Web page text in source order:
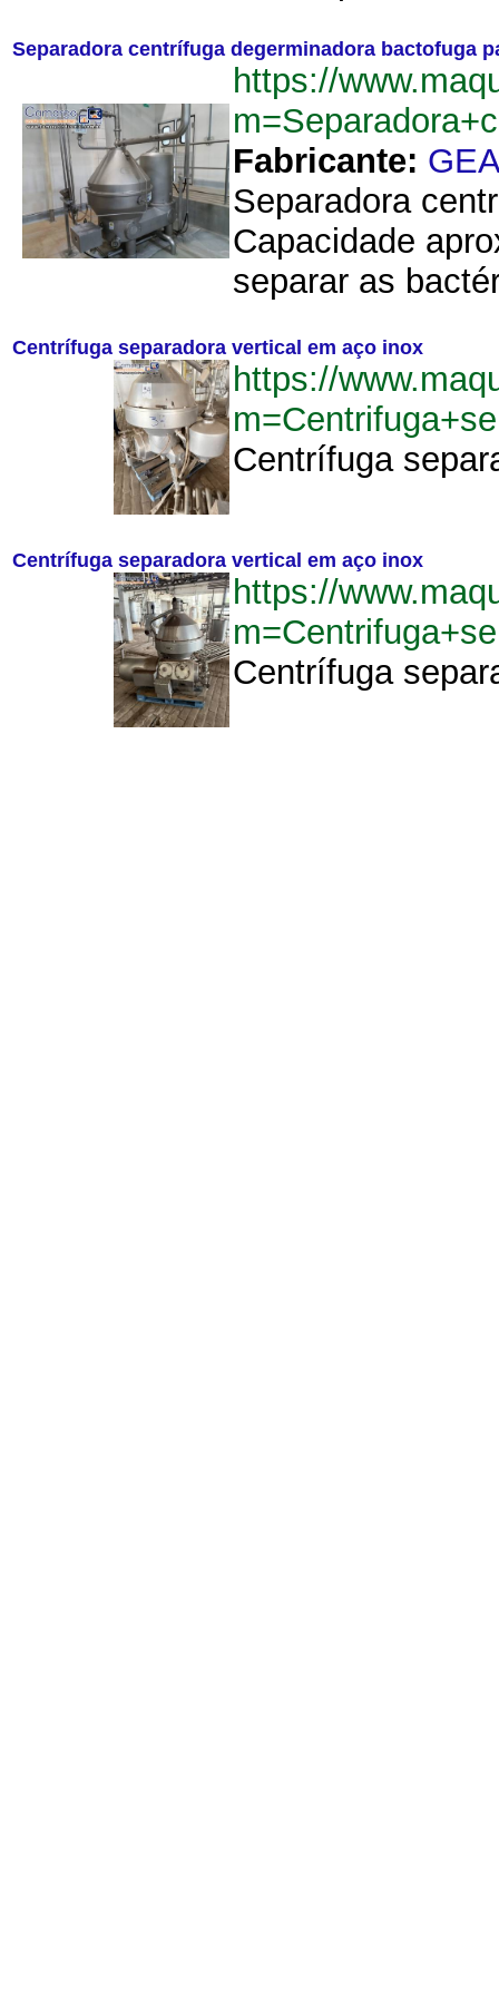
Separadora centrífuga degerminadora bactofuga
https://
Fabricante:
Separadora
Capacidade
separar as
Centrífuga separadora vertical em aço inox
https://
Centrífuga
Centrífuga separadora vertical em aço inox
https://
Centrífuga